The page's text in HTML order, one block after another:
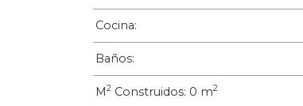
Cocina:
Baños:
M2 Construidos: 0 m2